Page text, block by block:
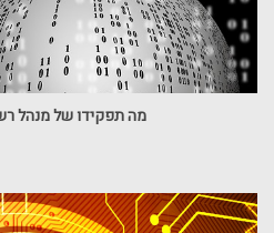
מה תפקידו של מנהל